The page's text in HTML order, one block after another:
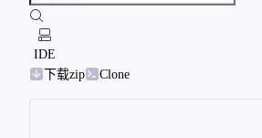
IDE
下载zip
Clone